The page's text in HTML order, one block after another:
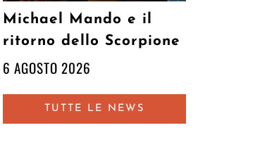
Michael Mando e il
ritorno dello Scorpione
6 AGOSTO 2026
TUTTE LE NEWS